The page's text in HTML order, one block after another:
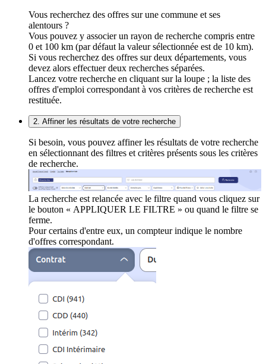
Vous recherchez des offres sur une commune et ses
alentours ?
Vous pouvez y associer un rayon de recherche compris entre
0 et 100 km (par défaut la valeur sélectionnée est de 10 km).
Si vous recherchez des offres sur deux départements, vous
devez alors effectuer deux recherches séparées.
Lancez votre recherche en cliquant sur la loupe ; la liste des
offres d'emploi correspondant à vos critères de recherche est
restituée.
2. Affiner les résultats de votre recherche
Si besoin, vous pouvez affiner les résultats de votre recherche
en sélectionnant des filtres et critères présents sous les critères
de recherche.
La recherche est relancée avec le filtre quand vous cliquez sur
le bouton « APPLIQUER LE FILTRE » ou quand le filtre se
ferme.
Pour certains d'entre eux, un compteur indique le nombre
d'offres correspondant.